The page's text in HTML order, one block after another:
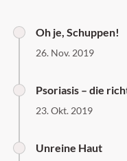
Oh je, Schuppen!
26. Nov. 2019
Psoriasis – die
23. Okt. 2019
Unreine Haut